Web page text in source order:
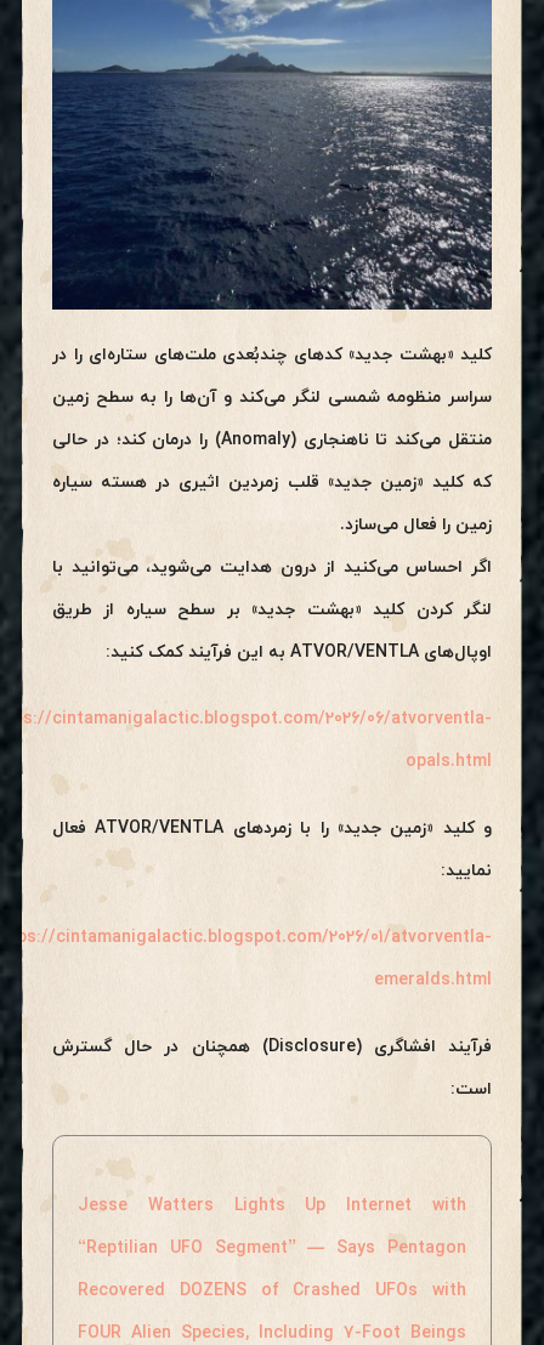
کلید «بهشت جدید» کدهای چندبُعدی ملت‌های ستاره‌ای را در
سراسر منظومه شمسی لنگر می‌کند و آن‌ها را به سطح زمین
منتقل می‌کند تا ناهنجاری (Anomaly) را درمان کند؛ در حالی
که کلید «زمین جدید» قلب زمردین اثیری در هسته سیاره
زمین را فعال می‌سازد.
اگر احساس می‌کنید از درون هدایت می‌شوید، می‌توانید با
لنگر کردن کلید «بهشت جدید» بر سطح سیاره از طریق
اوپال‌های ATVOR/VENTLA به این فرآیند کمک کنید:
cintamanigalactic.blogspot.com/2026/06/atvorventla-
opals.html
و کلید «زمین جدید» را با زمردهای ATVOR/VENTLA فعال
نمایید:
cintamanigalactic.blogspot.com/2026/01/atvorventla-
emeralds.html
فرآیند افشاگری (Disclosure) همچنان در حال گسترش
است:
Jesse Watters Lights Up Internet with
“Reptilian UFO Segment” — Says Pentagon
Recovered DOZENS of Crashed UFOs with
FOUR Alien Species, Including 7-Foot Beings